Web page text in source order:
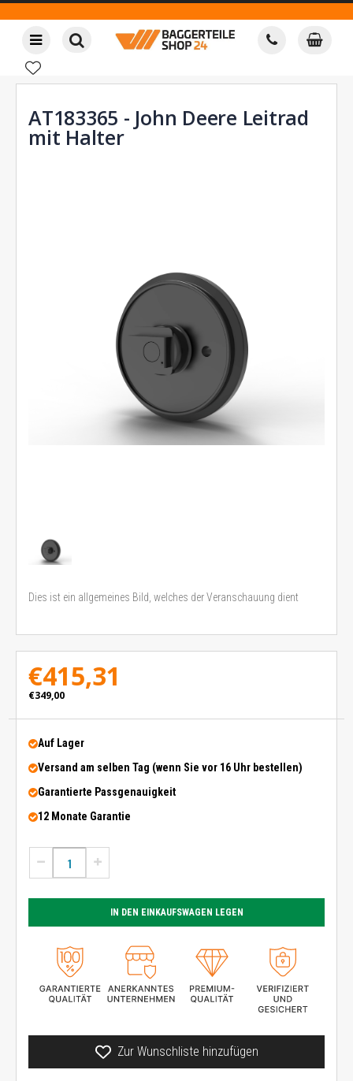
AT183365 - John Deere Leitrad
mit Halter
Dies ist ein allgemeines Bild, welches der Veranschauung dient
€415,31
€349,00
Auf Lager
Versand am selben Tag (wenn Sie vor 16 Uhr bestellen)
Garantierte Passgenauigkeit
12 Monate Garantie
IN DEN EINKAUFSWAGEN LEGEN
Zur Wunschliste hinzufügen